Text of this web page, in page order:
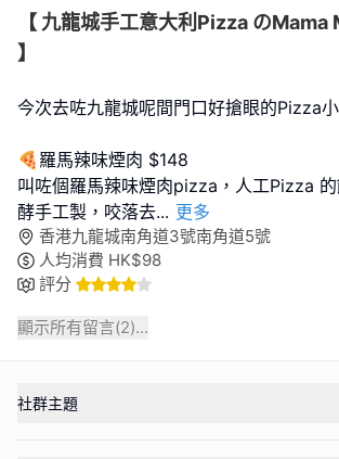
【 九龍城手工意大利Pizza の
】
今次去咗九龍城呢間門口好搶眼的Pizza小
🍕羅馬辣味煙肉 $148
叫咗個羅馬辣味煙肉pizza，人工Pizza
酵手工製，咬落去... 更多
香港九龍城南角道3號南角道5號
人均消費 HK$98
評分
顯示所有留言(2)...
社群主題